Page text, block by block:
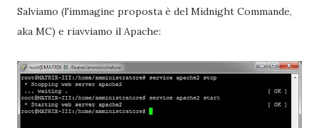
Salviamo (l'immagine proposta è del Midnight Commande,
aka MC) e riavviamo il Apache: